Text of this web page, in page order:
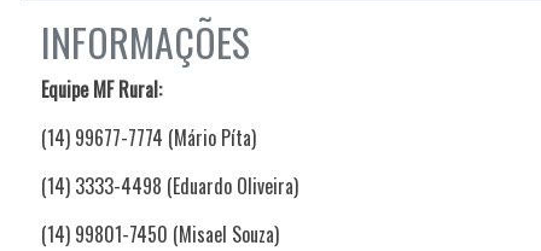
INFORMAÇÕES
Equipe MF Rural:
(14) 99677-7774 (Mário Píta)
(14) 3333-4498 (Eduardo Oliveira)
(14) 99801-7450 (Misael Souza)